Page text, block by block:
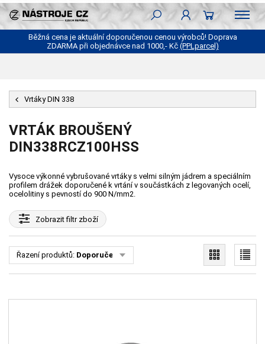
Běžná cena je aktuální doporučenou cenou výrobců! Doprava
ZDARMA při objednávce nad 1000,- Kč (PPLparcel)
Vrtáky DIN 338
VRTÁK BROUŠENÝ
DIN338RCZ100HSS
Vysoce výkonné vybrušované vrtáky s velmi silným jádrem a speciálním
profilem drážek doporučené k vrtání v součástkách z legovaných ocelí,
ocelolitiny s pevností do 900 N/mm2.
Zobrazitfiltr zboží
Řazení produktů: Doporučené